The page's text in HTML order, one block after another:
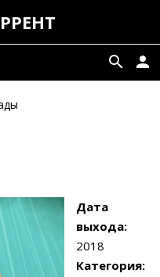
person
search
Дата
выхода:
2018
Категория: